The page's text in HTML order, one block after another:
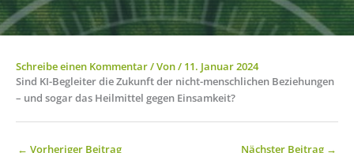
Schreibe einen Kommentar/ Von/ 11. Januar 2024
Sind KI-Begleiter die Zukunft der nicht-menschlichen Beziehungen
– und sogar das Heilmittel gegen Einsamkeit?
← Vorheriger Beitrag Nächster Beitrag →